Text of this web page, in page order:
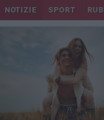
NOTIZIE SPORT